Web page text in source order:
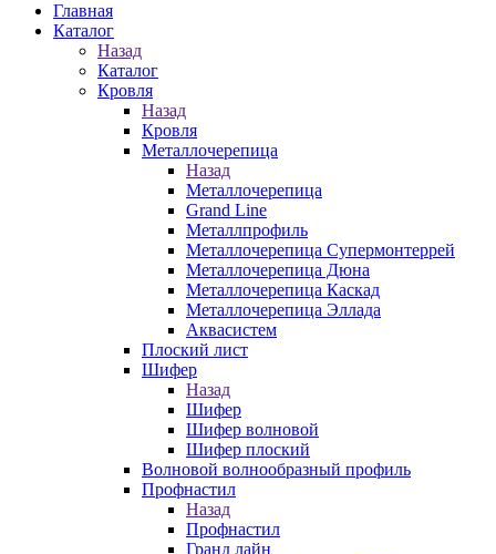
Главная
Каталог
Назад
Каталог
Кровля
Назад
Кровля
Металлочерепица
Назад
Металлочерепица
Grand Line
Металлпрофиль
Металлочерепица Супермонтеррей
Металлочерепица Дюна
Металлочерепица Каскад
Металлочерепица Эллада
Аквасистем
Плоский лист
Шифер
Назад
Шифер
Шифер волновой
Шифер плоский
Волновой волнообразный профиль
Профнастил
Назад
Профнастил
Гранд лайн